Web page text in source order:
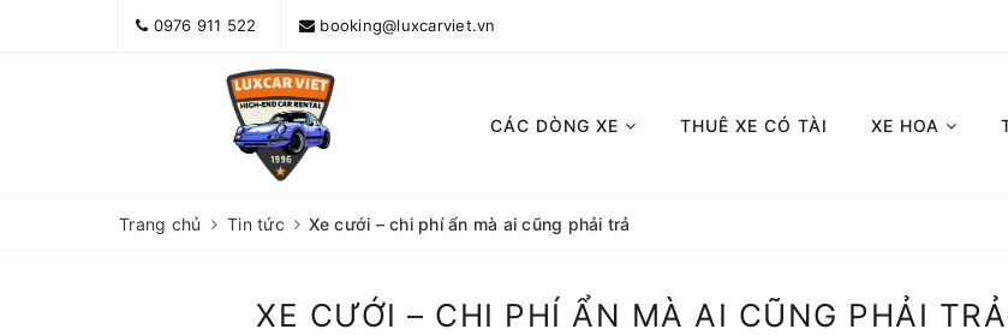
0976 911 522 booking@luxcarviet.vn
CÁC DÒNG XE THUÊ XE CÓ TÀI XE HOA
Trang chủ Tin tức Xe cưới – chi phí ẩn mà ai cũng phải trả
XE CƯỚI – CHI PHÍ ẨN MÀ AI CŨNG PHẢI TRẢ